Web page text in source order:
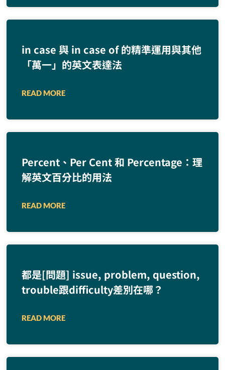
in case 與 in case of 的精準運用與其他
「萬一」的英文表達法
READ MORE
Percent、Per Cent 和 Percentage：理
解英文百分比的用法
READ MORE
都是[問題] issue, problem, question,
trouble跟difficulty差別在哪？
READ MORE